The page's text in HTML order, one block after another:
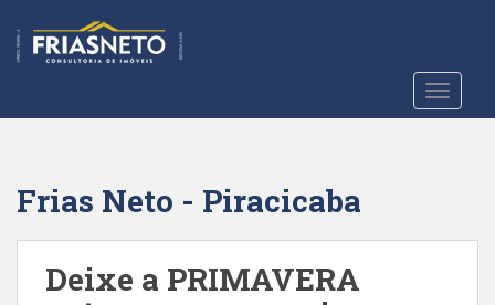
t
Frias Neto - Piracicaba
Deixe a PRIMAVERA